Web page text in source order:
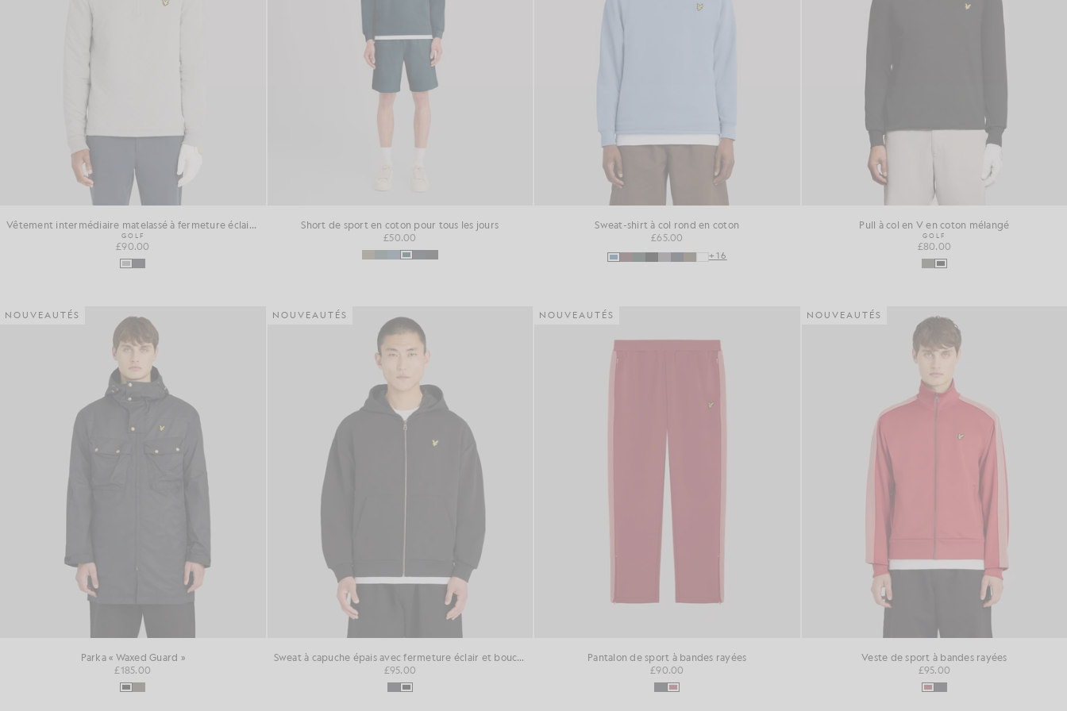
Vêtement intermédiaire matelassé à fermeture éclair 1/4
GOLF
£90.00
Short de sport en coton pour tous les jours
£50.00
Sweat-shirt à col rond en coton
£65.00
+16
Pull à col en V en coton mélangé
GOLF
£80.00
NOUVEAUTÉS
Parka « Waxed Guard »
£185.00
NOUVEAUTÉS
Sweat à capuche épais avec fermeture éclair et boucle de retour
£95.00
NOUVEAUTÉS
Pantalon de sport à bandes rayées
£90.00
NOUVEAUTÉS
Veste de sport à bandes rayées
£95.00